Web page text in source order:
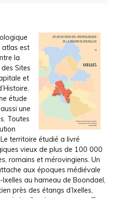
atlas est
la
Sites
et
étude
une
Toutes
territoire étudié a livré
vieux de plus de 100 000
romains et mérovingiens. Un
aux époques médiévale
au hameau de Boondael,
près des étangs d’Ixelles,